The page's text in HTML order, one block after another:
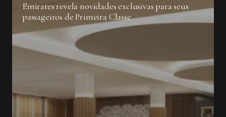
Emirates revela novidades exclusivas para seus
passageiros de Primeira Classe